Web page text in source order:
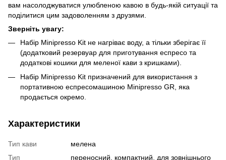
вам насолоджуватися улюбленою кавою в будь-якій ситуації та
поділитися цим задоволенням з друзями.
Зверніть увагу:
Набір Minipresso Kit не нагріває воду, а тільки зберігає її
(додатковий резервуар для приготування еспресо та
додаткові кошики для меленої кави з кришками).
Набір Minipresso Kit призначений для використання з
портативною еспресомашиною Minipresso GR, яка
продається окремо.
Характеристики
Тип кави
мелена
Тип
переносний, компактний, для зовнішнього